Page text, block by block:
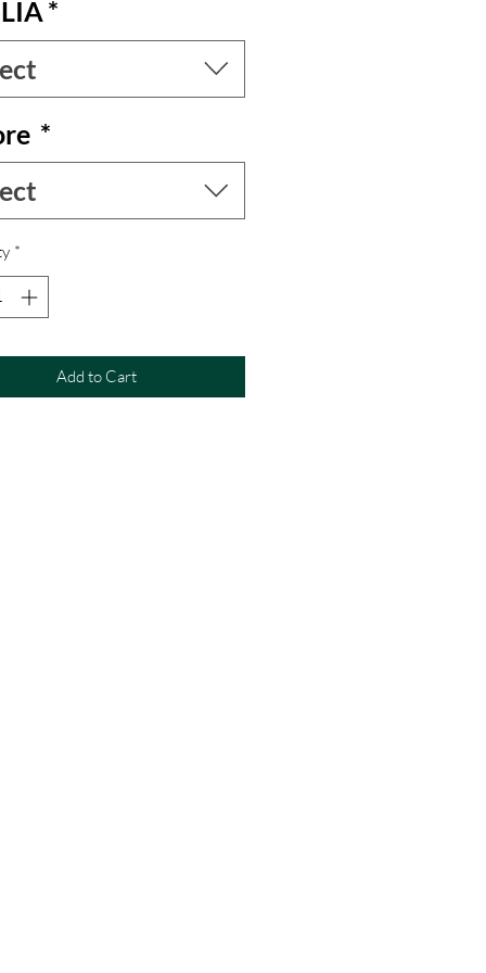
*
*
*
Add to Cart